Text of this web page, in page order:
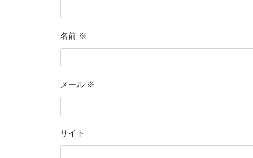
名前 ※
メール ※
サイト